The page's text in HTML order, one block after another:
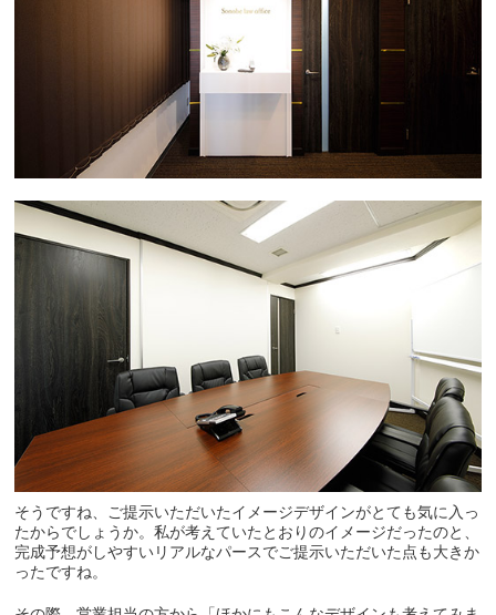
そうですね、ご提示いただいたイメージデザインがとても気に入っ
たからでしょうか。私が考えていたとおりのイメージだったのと、
完成予想がしやすいリアルなパースでご提示いただいた点も大きか
ったですね。